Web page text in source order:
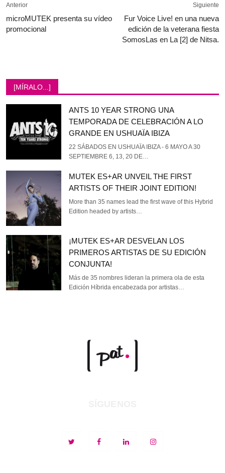
Anterior
microMUTEK presenta su vídeo
promocional
Siguiente
Fur Voice Live! en una nueva
edición de la veterana fiesta
SomosLas en La [2] de Nitsa.
[MÍRALO...]
ANTS 10 YEAR STRONG UNA
TEMPORADA DE CELEBRACIÓN A LO
GRANDE EN USHUAÏA IBIZA
22 SÁBADOS EN USHUAÏA IBIZA - 6 MAYO A 30
SEPTIEMBRE 6, 13, 20 DE…
MUTEK ES+AR UNVEIL THE FIRST
ARTISTS OF THEIR JOINT EDITION!
More than 35 names lead the first wave of this Hybrid
Edition headed by artists…
¡MUTEK ES+AR DESVELAN LOS
PRIMEROS ARTISTAS DE SU EDICIÓN
CONJUNTA!
Más de 35 nombres lideran la primera ola de esta
Edición Híbrida encabezada por artistas…